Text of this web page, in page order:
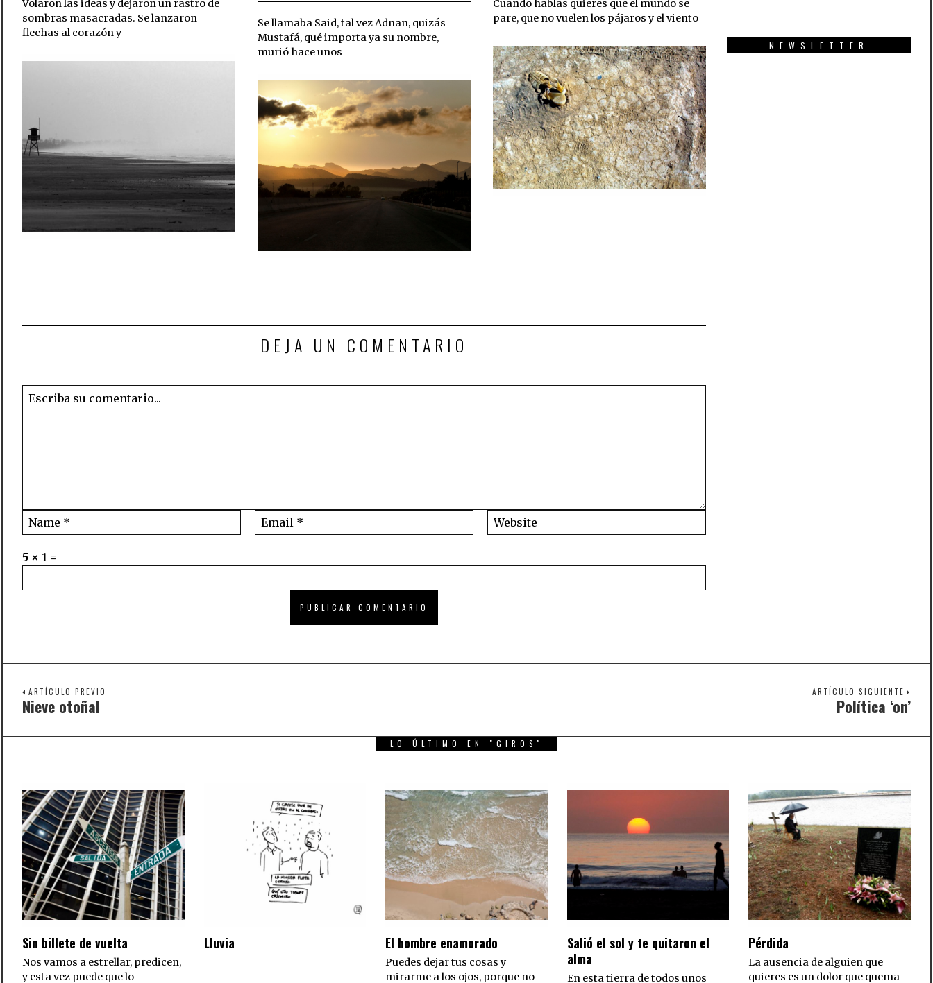
Volaron las ideas y dejaron un rastro de
sombras masacradas. Se lanzaron
flechas al corazón y
Se llamaba Said, tal vez Adnan, quizás
Mustafá, qué importa ya su nombre,
murió hace unos
Cuando hablas quieres que el mundo se
pare, que no vuelen los pájaros y el viento
DEJA UN COMENTARIO
5 × 1 =
NEWSLETTER
ARTÍCULO PREVIO
Previous
Nieve otoñal
ARTÍCULO SIGUIENTE
Política ‘on’
LO ÚLTIMO EN "GIROS"
Sin billete de vuelta
Nos vamos a estrellar, predicen,
y esta vez puede que lo
Lluvia El hombre enamorado
Puedes dejar tus cosas y
mirarme a los ojos, porque no
Salió el sol y te quitaron el
alma
En esta tierra de todos unos
Pérdida
La ausencia de alguien que
quieres es un dolor que quema